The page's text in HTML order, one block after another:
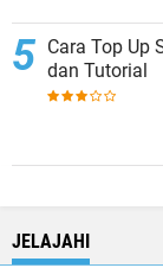
Cara Top Up
dan Tutorial
JELAJAHI